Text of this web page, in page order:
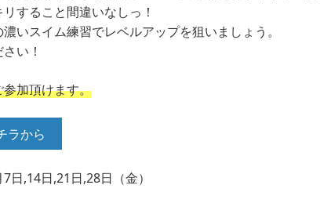
すること間違いなしっ！
いスイム練習でレベルアップを狙いま しょう。
い！
加頂けます。
ラから
日,21日,28日（金）